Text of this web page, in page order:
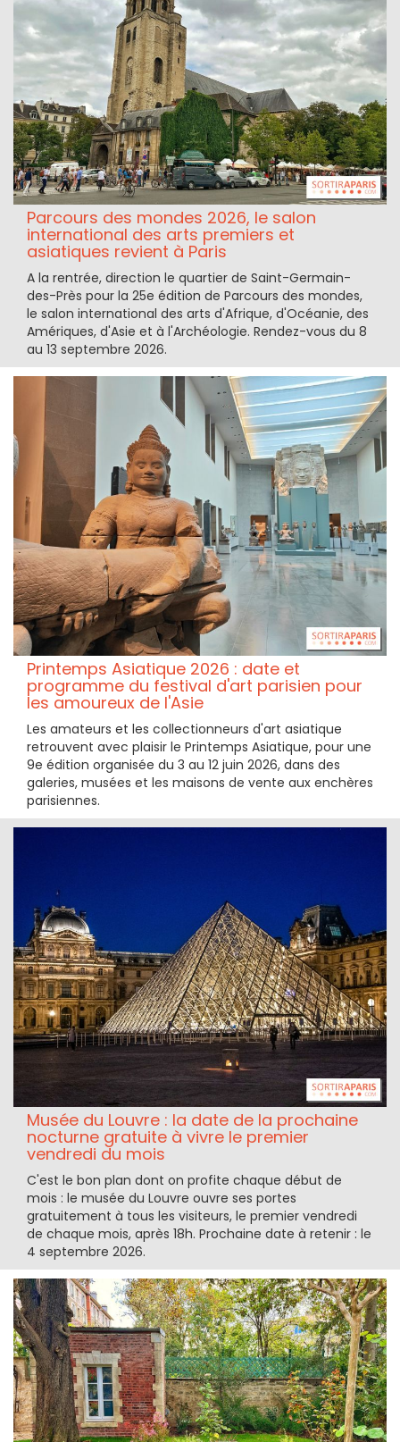
Parcours des mondes 2026, le salon
international des arts premiers et
asiatiques revient à Paris
A la rentrée, direction le quartier de Saint-Germain-
des-Près pour la 25e édition de Parcours des mondes,
le salon international des arts d'Afrique, d'Océanie, des
Amériques, d'Asie et à l'Archéologie. Rendez-vous du 8
au 13 septembre 2026.
Printemps Asiatique 2026 : date et
programme du festival d'art parisien pour
les amoureux de l'Asie
Les amateurs et les collectionneurs d'art asiatique
retrouvent avec plaisir le Printemps Asiatique, pour une
9e édition organisée du 3 au 12 juin 2026, dans des
galeries, musées et les maisons de vente aux enchères
parisiennes.
Musée du Louvre : la date de la prochaine
nocturne gratuite à vivre le premier
vendredi du mois
C'est le bon plan dont on profite chaque début de
mois : le musée du Louvre ouvre ses portes
gratuitement à tous les visiteurs, le premier vendredi
de chaque mois, après 18h. Prochaine date à retenir : le
4 septembre 2026.